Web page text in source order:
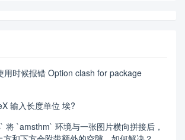
用时候报错 Option clash for package
输入长度单位 埃?
将 `amsthm` 环境与一张图片横向拼接后，